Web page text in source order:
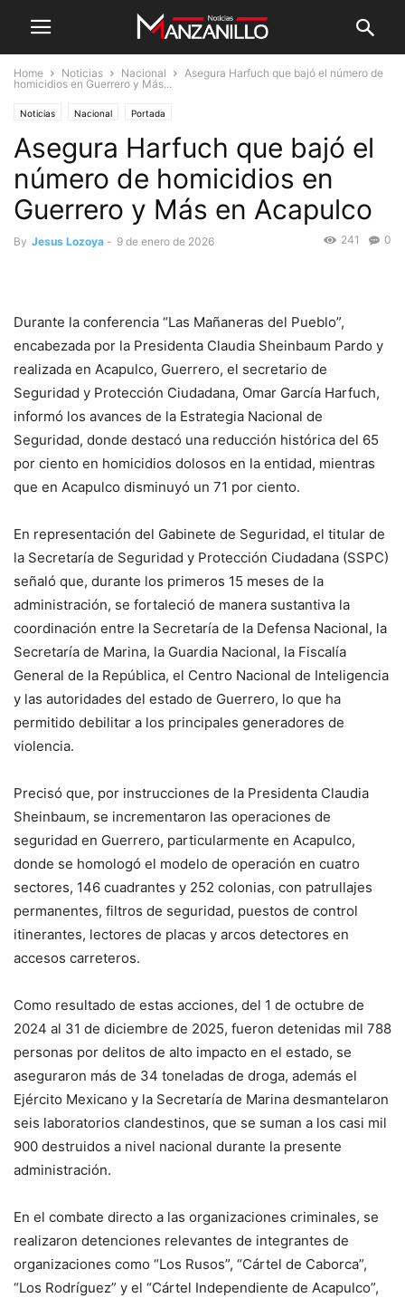
Home Noticias Nacional
Asegura Harfuch que bajó el número de
homicidios en Guerrero y Más...
Noticias Nacional Portada
Asegura Harfuch que bajó el
número de homicidios en
Guerrero y Más en Acapulco
By Jesus Lozoya - 9 de enero de 2026 0
241
Durante la conferencia “Las Mañaneras del Pueblo”,
encabezada por la Presidenta Claudia Sheinbaum Pardo y
realizada en Acapulco, Guerrero, el secretario de
Seguridad y Protección Ciudadana, Omar García Harfuch,
informó los avances de la Estrategia Nacional de
Seguridad, donde destacó una reducción histórica del 65
por ciento en homicidios dolosos en la entidad, mientras
que en Acapulco disminuyó un 71 por ciento.
En representación del Gabinete de Seguridad, el titular de
la Secretaría de Seguridad y Protección Ciudadana (SSPC)
señaló que, durante los primeros 15 meses de la
administración, se fortaleció de manera sustantiva la
coordinación entre la Secretaría de la Defensa Nacional, la
Secretaría de Marina, la Guardia Nacional, la Fiscalía
General de la República, el Centro Nacional de Inteligencia
y las autoridades del estado de Guerrero, lo que ha
permitido debilitar a los principales generadores de
violencia.
Precisó que, por instrucciones de la Presidenta Claudia
Sheinbaum, se incrementaron las operaciones de
seguridad en Guerrero, particularmente en Acapulco,
donde se homologó el modelo de operación en cuatro
sectores, 146 cuadrantes y 252 colonias, con patrullajes
permanentes, filtros de seguridad, puestos de control
itinerantes, lectores de placas y arcos detectores en
accesos carreteros.
Como resultado de estas acciones, del 1 de octubre de
2024 al 31 de diciembre de 2025, fueron detenidas mil 788
personas por delitos de alto impacto en el estado, se
aseguraron más de 34 toneladas de droga, además el
Ejército Mexicano y la Secretaría de Marina desmantelaron
seis laboratorios clandestinos, que se suman a los casi mil
900 destruidos a nivel nacional durante la presente
administración.
En el combate directo a las organizaciones criminales, se
realizaron detenciones relevantes de integrantes de
organizaciones como “Los Rusos”, “Cártel de Caborca”,
“Los Rodríguez” y el “Cártel Independiente de Acapulco”,